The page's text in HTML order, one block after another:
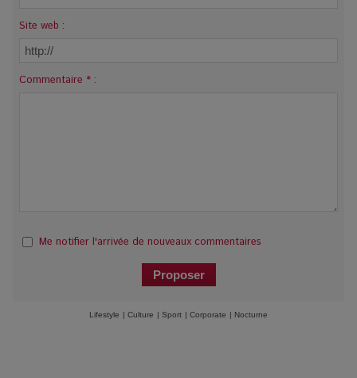
Site web :
Commentaire * :
Me notifier l'arrivée de nouveaux commentaires
Lifestyle | Culture | Sport | Corporate | Nocturne